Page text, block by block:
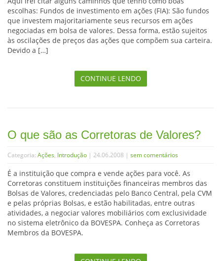
escolhas: Fundos de investimento em ações (FIA): São fundos
que investem majoritariamente seus recursos em ações
negociadas em bolsa de valores. Dessa forma, estão sujeitos
às oscilações de preços das ações que compõem sua carteira.
Devido a […]
CONTINUE LENDO
O que são as Corretoras de Valores?
Categoria: Ações, Introdução | 24.06.2008 | sem comentários
É a instituição que compra e vende ações para você. As
Corretoras constituem instituições financeiras membros das
Bolsas de Valores, credenciadas pelo Banco Central, pela CVM
e pelas próprias Bolsas, e estão habilitadas, entre outras
atividades, a negociar valores mobiliários com exclusividade
no sistema eletrônico da BOVESPA. Conheça as Corretoras
Membros da BOVESPA.